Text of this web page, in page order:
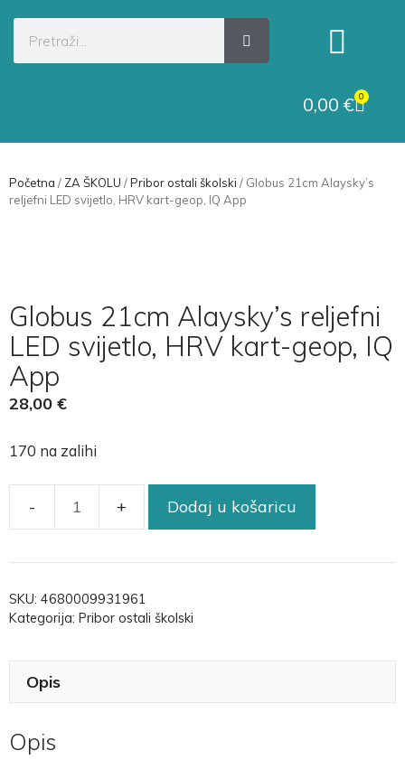
0,00 € 0
Početna / ZA ŠKOLU /Pribor ostali školski / Globus 21cm Alaysky’s
reljefni LED svijetlo, HRV kart-geop, IQ App
Globus 21cm Alaysky’s reljefni
LED svijetlo, HRV kart-geop, IQ
App
28,00 €
170 na zalihi
Dodaj u košaricu
SKU: 4680009931961
Kategorija: Pribor ostali školski
Opis
Opis